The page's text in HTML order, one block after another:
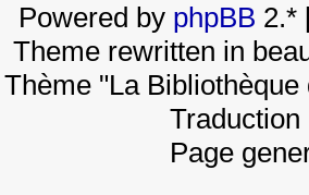
Powered by phpBB 2.*
Theme rewritten in
Thème "La
Page